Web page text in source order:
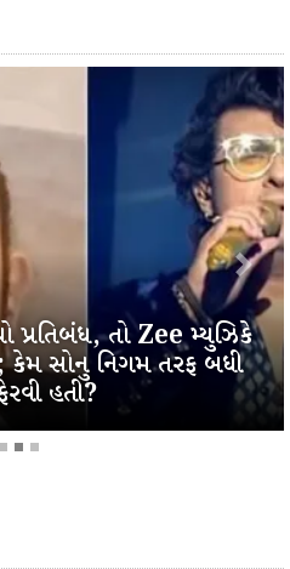
તો Zee મ્યુઝિકે
નિગમ તરફ બધી
Next